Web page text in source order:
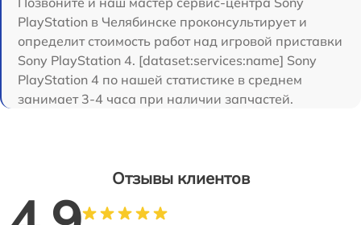
PlayStation в Челябинске проконсультирует и
определит стоимость работ над игровой приставки
Sony PlayStation 4. [dataset:services:name] Sony
PlayStation 4 по нашей статистике в среднем
занимает 3-4 часа при наличии запчастей.
Отзывы клиентов